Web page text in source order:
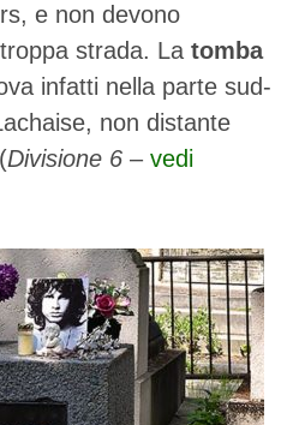
e non devono
strada. La tomba
infatti nella parte sud-
non distante
Divisione 6 – vedi